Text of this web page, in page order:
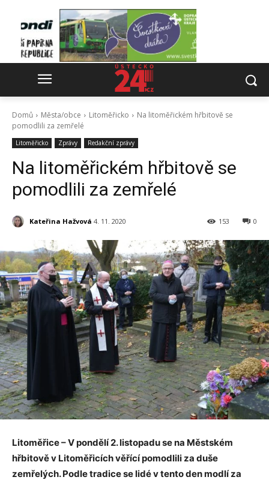
Domů Města/obce Litoměřicko
Na litoměřickém hřbitově se
pomodlili za zemřelé
Litoměřicko Zprávy Redakční zprávy
Na litoměřickém hřbitově se
pomodlili za zemřelé
Kateřina Hažvová 4. 11. 2020 0
153
Litoměřice – V pondělí 2. listopadu se na Městském
hřbitově v Litoměřicích věřící pomodlili za duše
zemřelých. Podle tradice se lidé v tento den modlí za